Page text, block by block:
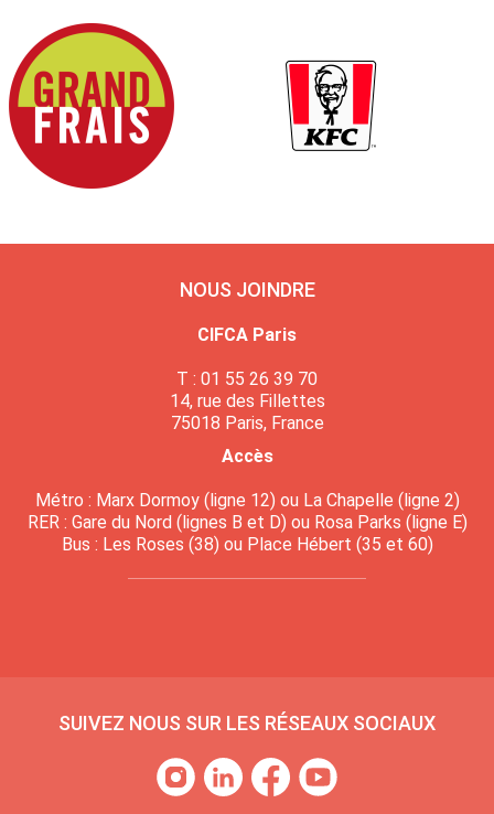
NOUS JOINDRE
CIFCA Paris
T : 01 55 26 39 70
14, rue des Fillettes
75018 Paris, France
Accès
Métro : Marx Dormoy (ligne 12) ou La Chapelle (ligne 2)
RER : Gare du Nord (lignes B et D) ou Rosa Parks (ligne E)
Bus : Les Roses (38) ou Place Hébert (35 et 60)
SUIVEZ NOUS SUR LES RÉSEAUX SOCIAUX